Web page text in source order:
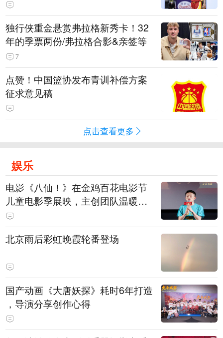
独行侠重金悬赏弗拉格新秀卡！32
年的季票两份/弗拉格合影&亲签等
7
点赞！中国篮协发布青训补偿方案
征求意见稿
点击查看更多
娱乐
电影《八仙！》在金鸡百花电影节
儿童电影季展映，主创团队温暖寄
语小观众
北京雨后彩虹晚霞轮番登场
国产动画《大唐妖探》耗时6年打造
，导演分享创作心得